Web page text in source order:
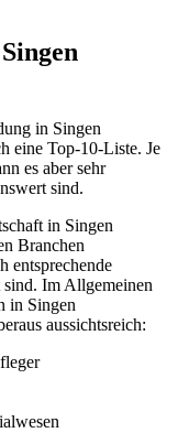
in Singen
eine Top-10-Liste. Je
es aber sehr
sind.
in Singen
Branchen
entsprechende
Im Allgemeinen
in Singen
aussichtsreich: